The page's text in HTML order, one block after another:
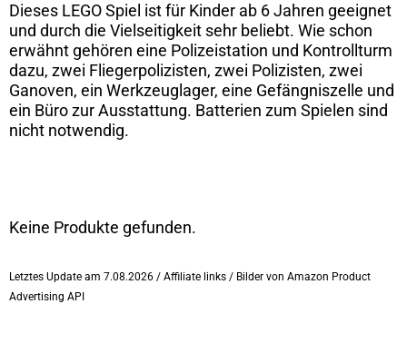
Dieses LEGO Spiel ist für Kinder ab 6 Jahren geeignet
und durch die Vielseitigkeit sehr beliebt. Wie schon
erwähnt gehören eine Polizeistation und Kontrollturm
dazu, zwei Fliegerpolizisten, zwei Polizisten, zwei
Ganoven, ein Werkzeuglager, eine Gefängniszelle und
ein Büro zur Ausstattung. Batterien zum Spielen sind
nicht notwendig.
Keine Produkte gefunden.
Letztes Update am 7.08.2026 / Affiliate links / Bilder von Amazon Product
Advertising API